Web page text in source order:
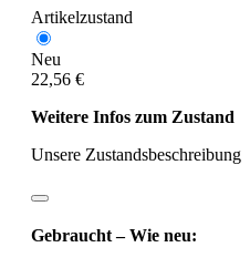
Artikelzustand
Neu
22,56 €
Weitere Infos zum Zustand
Unsere Zustandsbeschreibung
Gebraucht – Wie neu: